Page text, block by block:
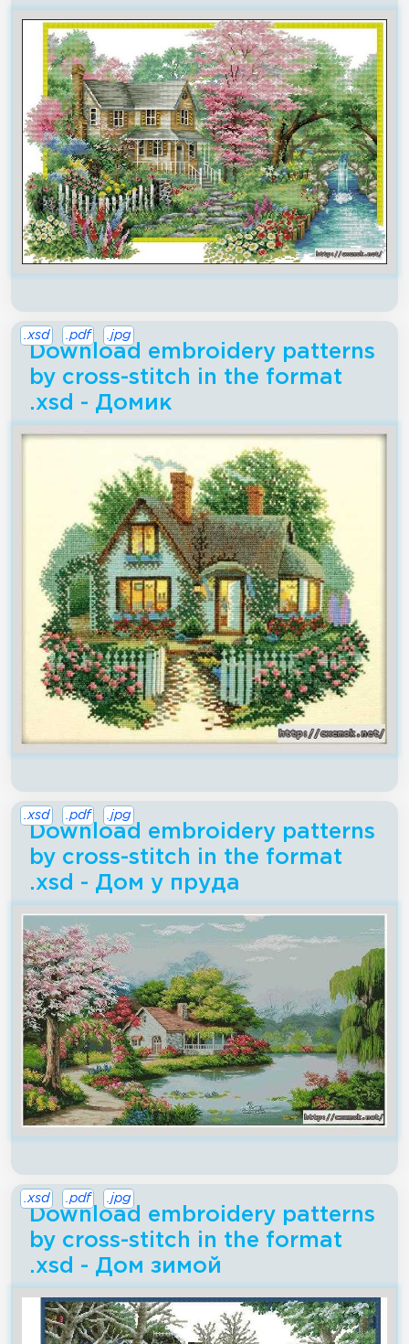
Download embroidery patterns
by cross-stitch in the format
.xsd - Домик
.xsd .pdf .jpg
Download embroidery patterns
by cross-stitch in the format
.xsd - Дом у пруда
.xsd .pdf .jpg
Download embroidery patterns
by cross-stitch in the format
.xsd - Дом зимой
.xsd .pdf .jpg